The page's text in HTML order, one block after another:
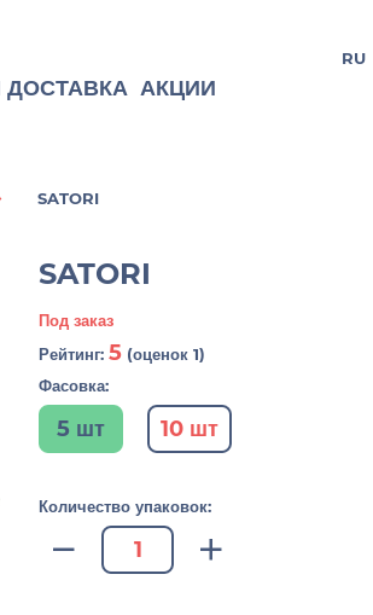
ДОСТАВКА АКЦИИ
RU
SATORI
SATORI
Под заказ
Рейтинг: 5 (оценок 1)
Фасовка:
5 шт 10 шт
Количество упаковок: